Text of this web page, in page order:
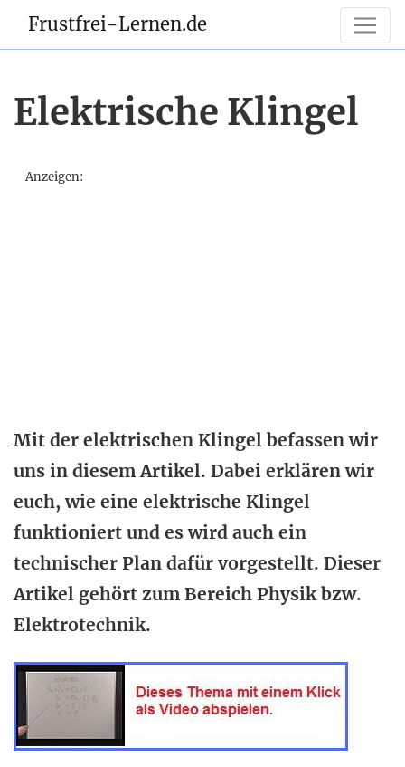
Frustfrei-Lernen.de
Elektrische Klingel
Anzeigen:
Mit der elektrischen Klingel befassen wir
uns in diesem Artikel. Dabei erklären wir
euch, wie eine elektrische Klingel
funktioniert und es wird auch ein
technischer Plan dafür vorgestellt. Dieser
Artikel gehört zum Bereich Physik bzw.
Elektrotechnik.